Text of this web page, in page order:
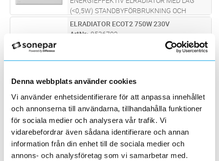
Denna webbplats använder cookies
Vi använder enhetsidentifierare för att anpassa innehållet
och annonserna till användarna, tillhandahålla funktioner
för sociala medier och analysera vår trafik. Vi
vidarebefordrar även sådana identifierare och annan
information från din enhet till de sociala medier och
annons- och analysföretag som vi samarbetar med.
(<0,5W) STANDBYFÖRBRUKNING OCH
NOGGRANN TEMPERATURHÅLLNING.
DENNA RADIATOR KAN MED FÖRDEL INGÅ I
MODERNA VÄRMESYSTEM OCH LÄMPAR SIG
VÄL FÖR INSTALLATION I BÅDE ÄLDRE...läs
mer
ST Lägg i kundvagn
ELRADIATOR ECOT2 750W 230V
ArtNr 8536702
ENERGIEFFEKTIV ELRADIATOR MED LÅG
DENNA RADIATOR KAN MED FÖRDEL INGÅ I
MODERNA VÄRMESYSTEM OCH LÄMPAR SIG
VÄL FÖR INSTALLATION I BÅDE ÄLDRE...läs
ST Lägg i kundvagn
ELRADIATOR ECOT4 500W 230V
Varumärke NOBÖ
ENERGIEFFEKTIV ELRADIATOR MED LÅG
(<0,5W) STANDBYFÖRBRUKNING OCH
NOGGRANN TEMPERATURHÅLLNING.
DENNA RADIATOR KAN MED FÖRDEL INGÅ I
ST Lägg i kundvagn
ELRADIATOR ECOT2 500W 230V
ArtNr 8536701
Varumärke
NOBÖ